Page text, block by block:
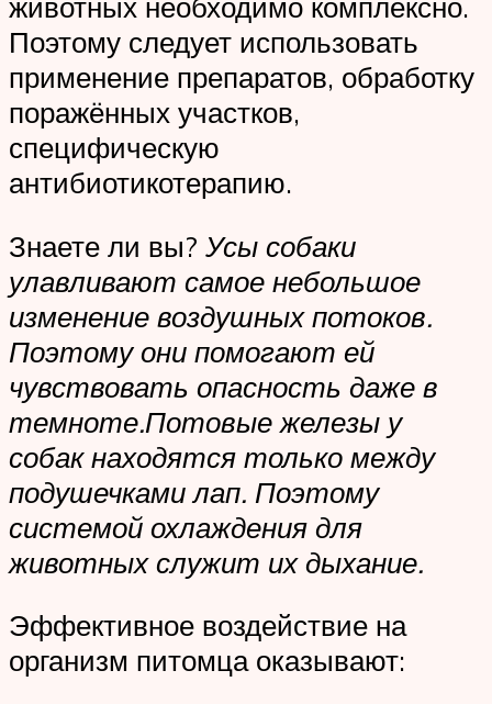
Поэтому следует использовать
применение препаратов, обработку
поражённых участков,
специфическую
антибиотикотерапию.
Знаете ли вы? Усы собаки
улавливают самое небольшое
изменение воздушных потоков.
Поэтому они помогают ей
чувствовать опасность даже в
темноте.Потовые железы у
собак находятся только между
подушечками лап. Поэтому
системой охлаждения для
животных служит их дыхание.
Эффективное воздействие на
организм питомца оказывают: